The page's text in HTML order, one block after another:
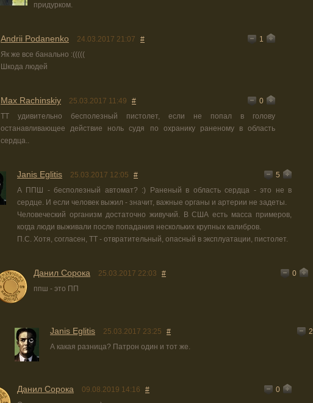
придурком.
Andrii Podanenko 24.03.2017 21:07 #
1
Як же все банально :(((((
Шкода людей
Max Rachinskiy 25.03.2017 11:49 #
0
TT удивительно бесполезный пистолет, если не попал в голову
останавливающее действие ноль судя по охранику раненому в область
сердца..
Janis Eglitis 25.03.2017 12:05 #
5
А ППШ - бесполезный автомат? :) Раненый в область сердца - это не в
сердце. И если человек выжил - значит, важные органы и артерии не задеты.
Человеческий организм достаточно живучий. В США есть масса примеров,
когда люди выживали после попадания нескольких крупных калибров.
П.С. Хотя, согласен, ТТ - отвратительный, опасный в эксплуатации, пистолет.
Данил Сорока 25.03.2017 22:03 #
0
ппш - это ПП
Janis Eglitis 25.03.2017 23:25 #
2
А какая разница? Патрон один и тот же.
Данил Сорока 09.08.2019 14:16 #
0